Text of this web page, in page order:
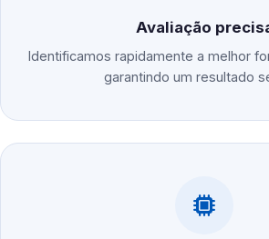
Avaliação
Identificamos rapidamente a melhor
garantindo um resultado